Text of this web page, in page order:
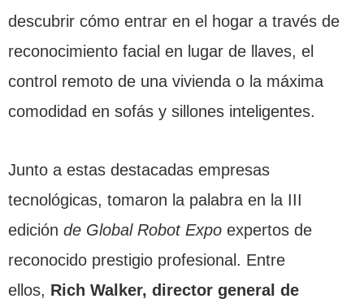
descubrir cómo entrar en el hogar a través de
reconocimiento facial en lugar de llaves, el
control remoto de una vivienda o la máxima
comodidad en sofás y sillones inteligentes.
Junto a estas destacadas empresas
tecnológicas, tomaron la palabra en la III
edición de Global Robot Expo expertos de
reconocido prestigio profesional. Entre
ellos, Rich Walker, director general de